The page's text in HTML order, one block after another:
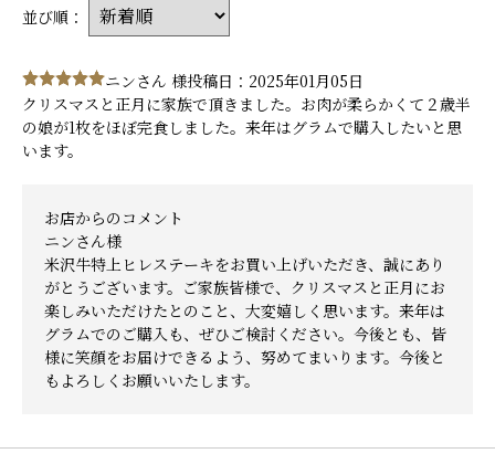
並び順：
ニンさん 様投稿日：2025年01月05日
クリスマスと正月に家族で頂きました。お肉が柔らかくて２歳半
の娘が1枚をほぼ完食しました。来年はグラムで購入したいと思
います。
お店からのコメント
ニンさん様
米沢牛特上ヒレステーキをお買い上げいただき、誠にあり
がとうございます。ご家族皆様で、クリスマスと正月にお
楽しみいただけたとのこと、大変嬉しく思います。来年は
グラムでのご購入も、ぜひご検討ください。今後とも、皆
様に笑顔をお届けできるよう、努めてまいります。今後と
もよろしくお願いいたします。